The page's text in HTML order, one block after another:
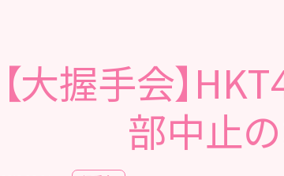
【大握手会】
部中止